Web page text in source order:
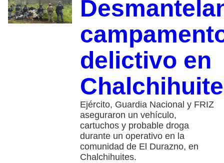
delictivo en
Ejército, Guardia Nacional y FRIZ
aseguraron un vehículo,
cartuchos y probable droga
durante un operativo en la
comunidad de El Durazno, en
Chalchihuites.